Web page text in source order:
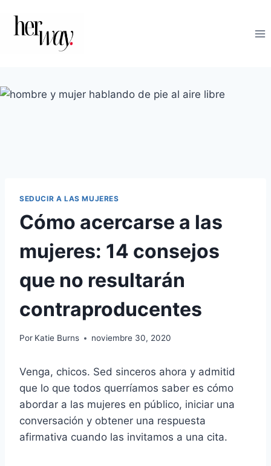
contenido
SEDUCIR A LAS MUJERES
Cómo acercarse a las
mujeres: 14 consejos
que no resultarán
contraproducentes
Por Katie Burns noviembre 30, 2020
Venga, chicos. Sed sinceros ahora y admitid
que lo que todos querríamos saber es cómo
abordar a las mujeres en público, iniciar una
conversación y obtener una respuesta
afirmativa cuando las invitamos a una cita.